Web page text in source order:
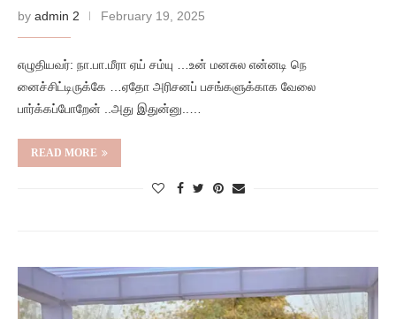
by admin 2 February 19, 2025
எழுதியவர்: நா.பா.மீரா ஏய் சம்யு …உன் மனசுல என்னடி நெ
னைச்சிட்டிருக்கே …ஏதோ அரிசனப் பசங்களுக்காக வேலை
பார்க்கப்போறேன் ..அது இதுன்னு..…
READ MORE